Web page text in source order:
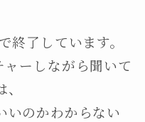
終了しています。
ーしながら聞いて
いのかわからない